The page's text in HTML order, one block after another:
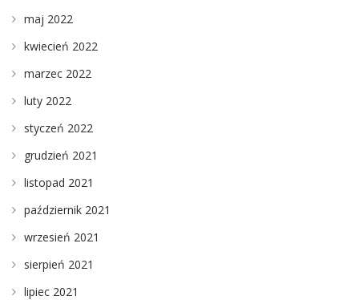
maj 2022
kwiecień 2022
marzec 2022
luty 2022
styczeń 2022
grudzień 2021
listopad 2021
październik 2021
wrzesień 2021
sierpień 2021
lipiec 2021